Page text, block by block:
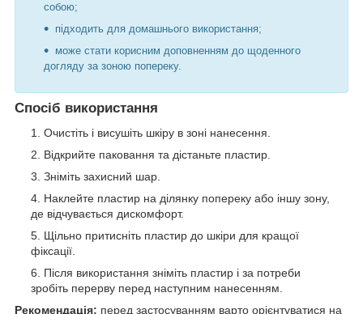
собою;
підходить для домашнього використання;
може стати корисним доповненням до щоденного
догляду за зоною попереку.
Спосіб використання
Очистіть і висушіть шкіру в зоні нанесення.
Відкрийте паковання та дістаньте пластир.
Зніміть захисний шар.
Наклейте пластир на ділянку попереку або іншу зону,
де відчувається дискомфорт.
Щільно притисніть пластир до шкіри для кращої
фіксації.
Після використання зніміть пластир і за потреби
зробіть перерву перед наступним нанесенням.
Рекомендація: перед застосуванням варто орієнтуватися на